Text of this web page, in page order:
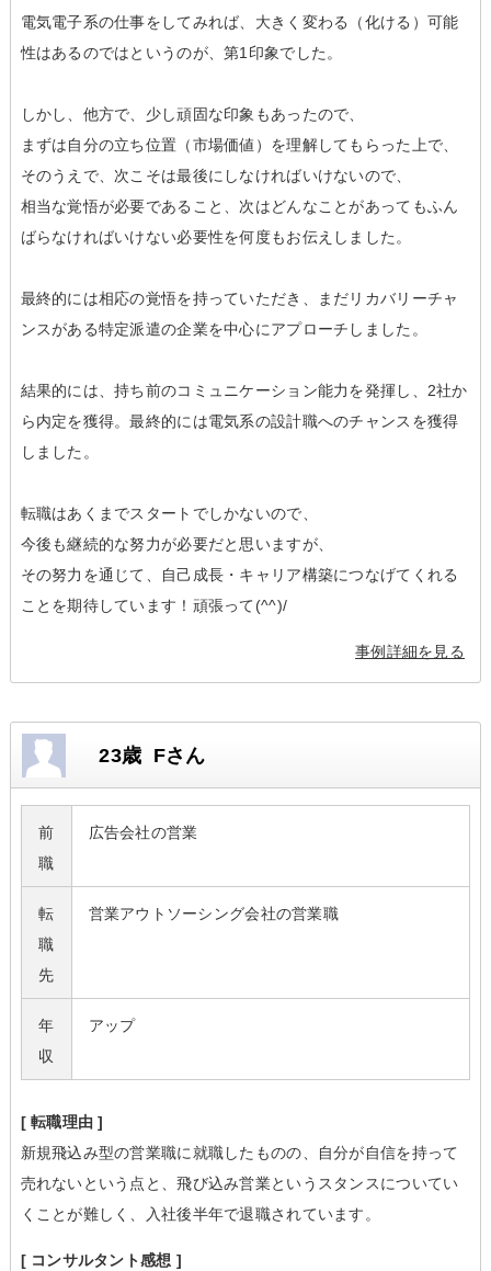
電気電子系の仕事をしてみれば、大きく変わる（化ける）可能
性はあるのではというのが、第1印象でした。
しかし、他方で、少し頑固な印象もあったので、
まずは自分の立ち位置（市場価値）を理解してもらった上で、
そのうえで、次こそは最後にしなければいけないので、
相当な覚悟が必要であること、次はどんなことがあってもふん
ばらなければいけない必要性を何度もお伝えしました。
最終的には相応の覚悟を持っていただき、まだリカバリーチャ
ンスがある特定派遣の企業を中心にアプローチしました。
結果的には、持ち前のコミュニケーション能力を発揮し、2社か
ら内定を獲得。最終的には電気系の設計職へのチャンスを獲得
しました。
転職はあくまでスタートでしかないので、
今後も継続的な努力が必要だと思いますが、
その努力を通じて、自己成長・キャリア構築につなげてくれる
ことを期待しています！頑張って(^^)/
事例詳細を見る
23歳 Fさん
前
職
広告会社の営業
転
職
先
営業アウトソーシング会社の営業職
年
収
アップ
[ 転職理由 ]
新規飛込み型の営業職に就職したものの、自分が自信を持って
売れないという点と、飛び込み営業というスタンスについてい
くことが難しく、入社後半年で退職されています。
[ コンサルタント感想 ]